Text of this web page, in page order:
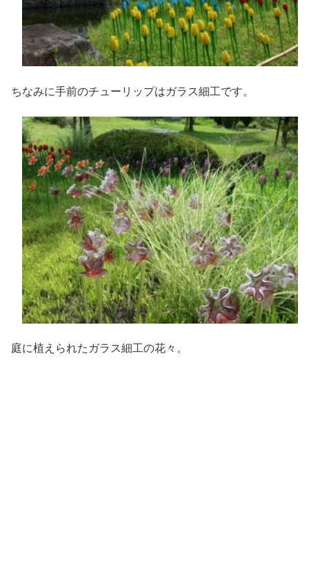
ちなみに手前のチューリップはガラス細工です。
庭に植えられたガラス細工の花々。